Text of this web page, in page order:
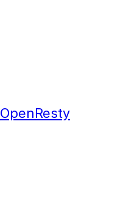
OpenResty